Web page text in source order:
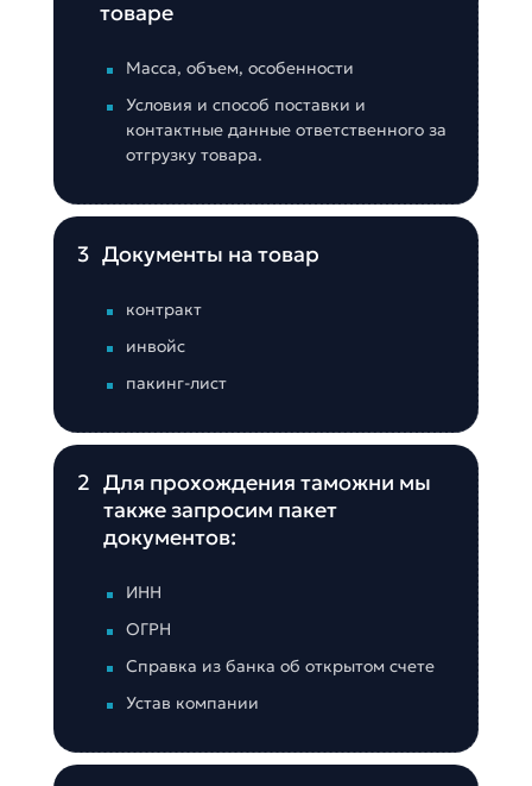
товаре
Масса, объем, особенности
Условия и способ поставки и
контактные данные ответственного за
отгрузку товара.
3 Документы на товар
контракт
инвойс
пакинг-лист
2 Для прохождения таможни мы
также запросим пакет
документов:
ИНН
ОГРН
Справка из банка об открытом счете
Устав компании